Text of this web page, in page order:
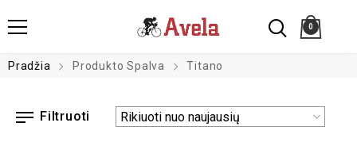
0
Pradžia Produkto Spalva Titano
Filtruoti